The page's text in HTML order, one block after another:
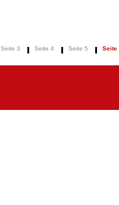
Seite 3 Seite 4 Seite 5 Seite